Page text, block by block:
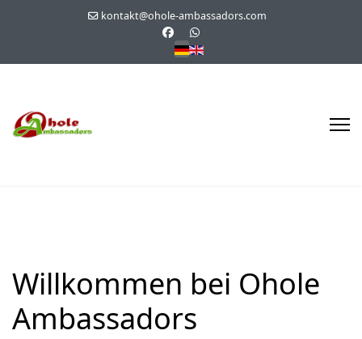
kontakt@ohole-ambassadors.com
Sprache auswählen
Willkommen bei Ohole
Ambassadors